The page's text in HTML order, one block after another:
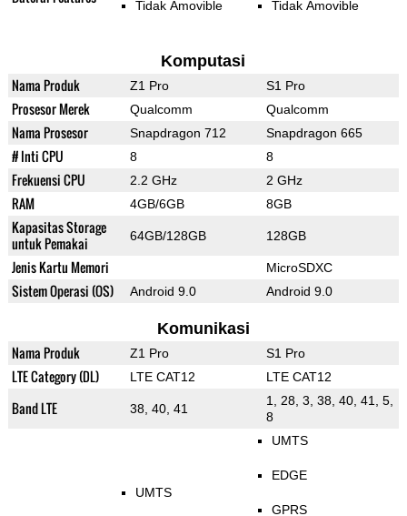
Tidak Amovible Tidak Amovible
Komputasi
Nama Produk Z1 Pro S1 Pro
Prosesor Merek Qualcomm Qualcomm
Nama Prosesor Snapdragon 712 Snapdragon 665
# Inti CPU 8 8
Frekuensi CPU 2.2 GHz 2 GHz
RAM 4GB/6GB 8GB
Kapasitas Storage
untuk Pemakai
64GB/128GB 128GB
Jenis Kartu Memori MicroSDXC
Sistem Operasi (OS) Android 9.0 Android 9.0
Komunikasi
Nama Produk Z1 Pro S1 Pro
LTE Category (DL) LTE CAT12 LTE CAT12
Band LTE 38, 40, 41
1, 28, 3, 38, 40, 41, 5,
8
UMTS
UMTS
EDGE
GPRS